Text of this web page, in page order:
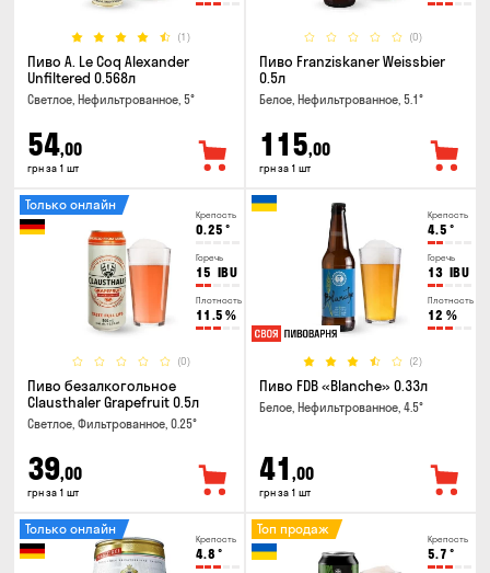
(1)
Пиво A. Le Coq Alexander
Unfiltered 0.568л
Светлое, Нефильтрованное, 5°
54,00
грн за 1 шт
(0)
Пиво Franziskaner Weissbier
0.5л
Белое, Нефильтрованное, 5.1°
115,00
грн за 1 шт
Крепость
0.25 °
Горечь
15 IBU
Плотность
11.5 %
(0)
Только онлайн
Пиво безалкогольное
Clausthaler Grapefruit 0.5л
Светлое, Фильтрованное, 0.25°
39,00
грн за 1 шт
Крепость
4.5 °
Горечь
13 IBU
Плотность
12 %
(2)
Пиво FDB «Blanche» 0.33л
Белое, Нефильтрованное, 4.5°
41 ,00
грн за 1 шт
Крепость
4.8 °
Только онлайн
Крепость
5.7 °
Топ продаж